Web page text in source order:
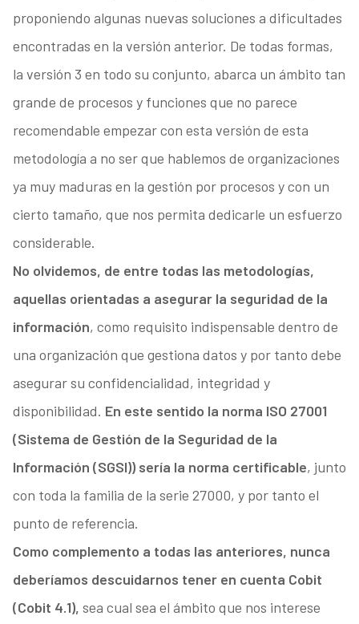
proponiendo algunas nuevas soluciones a dificultades
encontradas en la versión anterior. De todas formas,
la versión 3 en todo su conjunto, abarca un ámbito tan
grande de procesos y funciones que no parece
recomendable empezar con esta versión de esta
metodología a no ser que hablemos de organizaciones
ya muy maduras en la gestión por procesos y con un
cierto tamaño, que nos permita dedicarle un esfuerzo
considerable.
No olvidemos, de entre todas las metodologías,
aquellas orientadas a asegurar la seguridad de la
información, como requisito indispensable dentro de
una organización que gestiona datos y por tanto debe
asegurar su confidencialidad, integridad y
disponibilidad. En este sentido la norma ISO 27001
(Sistema de Gestión de la Seguridad de la
Información (SGSI)) sería la norma certificable, junto
con toda la familia de la serie 27000, y por tanto el
punto de referencia.
Como complemento a todas las anteriores, nunca
deberíamos descuidarnos tener en cuenta Cobit
(Cobit 4.1), sea cual sea el ámbito que nos interese